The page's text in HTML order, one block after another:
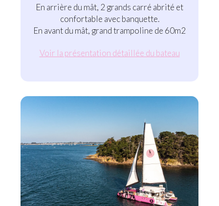
En arrière du mât, 2 grands carré abrité et
confortable avec banquette.
En avant du mât, grand trampoline de 60m2
Voir la présentation détaillée du bateau